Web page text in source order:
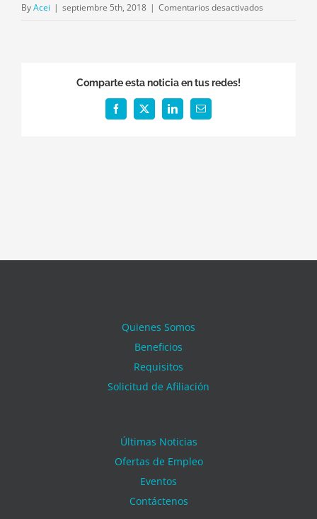
ByAcei | septiembre 5th, 2018 | Comentarios desactivados
Comparte esta noticia en tus redes!
Facebook
X LinkedInEmail
Quienes Somos
Beneficios
Requisitos
Solicitud de Afiliación
Últimas Noticias
Ofertas de Empleo
Eventos
Contáctenos